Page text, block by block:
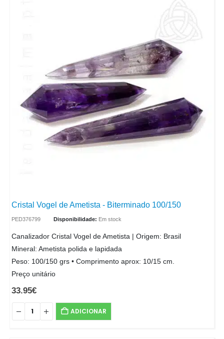
Cristal Vogel de Ametista - Biterminado 100/150
PED376799 Disponibilidade: Em stock
Canalizador Cristal Vogel de Ametista | Origem: Brasil
Mineral: Ametista polida e lapidada
Peso: 100/150 grs • Comprimento aprox: 10/15 cm.
Preço unitário
33.95€
ADICIONAR